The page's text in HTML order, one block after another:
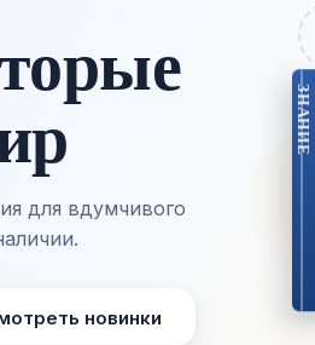
для вдумчивого
новинки